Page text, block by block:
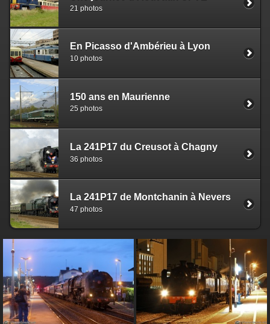
21 photos
En Picasso d'Ambérieu à Lyon
10 photos
150 ans en Maurienne
25 photos
La 241P17 du Creusot à Chagny
36 photos
La 241P17 de Montchanin à Nevers
47 photos